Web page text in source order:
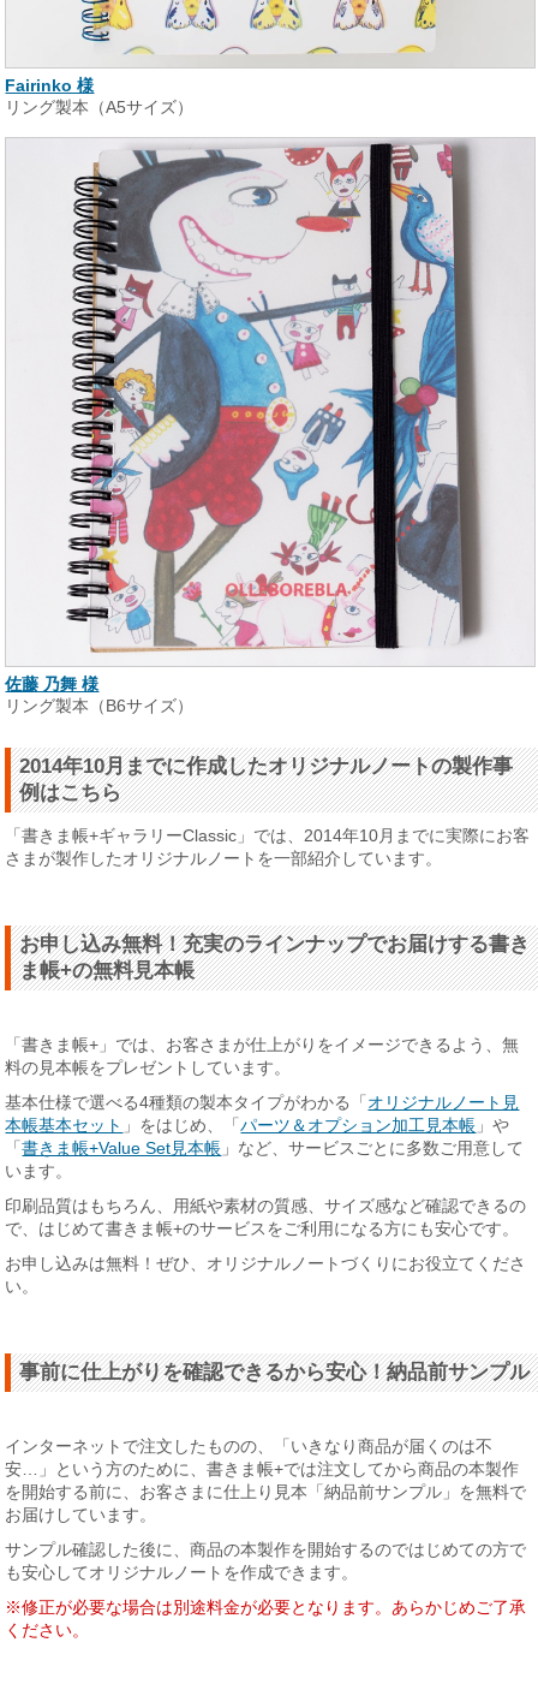
Fairinko 様
リング製本（A5サイズ）
佐藤 乃舞 様
リング製本（B6サイズ）
2014年10月までに作成したオリジナルノートの製作事
例はこちら
「書きま帳+ギャラリーClassic」では、2014年10月までに実際にお客
さまが製作したオリジナルノートを一部紹介しています。
お申し込み無料！充実のラインナップでお届けする書き
ま帳+の無料見本帳
「書きま帳+」では、お客さまが仕上がりをイメージできるよう、無
料の見本帳をプレゼントしています。
基本仕様で選べる4種類の製本タイプがわかる「 オリジナルノート見
本帳基本セット 」をはじめ、「パーツ＆オプション加工見本帳 」や
「書きま帳+Value Set見本帳 」など、サービスごとに多数ご用意して
います。
印刷品質はもちろん、用紙や素材の質感、サイズ感など確認できるの
で、はじめて書きま帳+のサービスをご利用になる方にも安心です。
お申し込みは無料！ぜひ、オリジナルノートづくりにお役立てくださ
い。
事前に仕上がりを確認できるから安心！納品前サンプル
インターネットで注文したものの、「いきなり商品が届くのは不
安…」という方のために、書きま帳+では注文してから商品の本製作
を開始する前に、お客さまに仕上り見本「納品前サンプル」を無料で
お届けしています。
サンプル確認した後に、商品の本製作を開始するのではじめての方で
も安心してオリジナルノートを作成できます。
※修正が必要な場合は別途料金が必要となります。あらかじめご了承
ください。